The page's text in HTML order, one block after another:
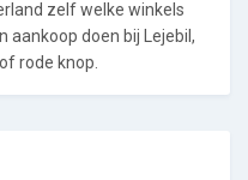
zelf welke winkels
aankoop doen bij Lejebil,
rode knop.